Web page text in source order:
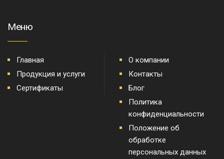
Меню
Главная
Продукция и услуги
Сертификаты
О компании
Контакты
Блог
Политика
конфиденциальности
Положение об
обработке
персональных данных